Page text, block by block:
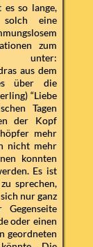
so lange,
eine
zum
aus dem
über die
“Liebe
Tagen
der Kopf
mehr
nicht mehr
konnten
Es ist
sprechen,
nur ganz
oder einen
geordneten